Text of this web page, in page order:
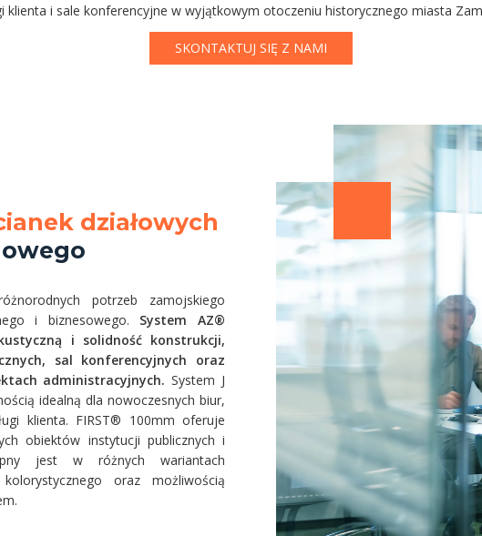
klienta i sale konferencyjne w wyjątkowym otoczeniu historycznego miasta
SKONTAKTUJ SIĘ Z NAMI
działowych
potrzeb zamojskiego
i biznesowego. System AZ®
i solidność konstrukcji,
sal konferencyjnych oraz
administracyjnych. System J
idealną dla nowoczesnych biur,
klienta. FIRST® 100mm oferuje
obiektów instytucji publicznych i
jest w różnych wariantach
oraz możliwością